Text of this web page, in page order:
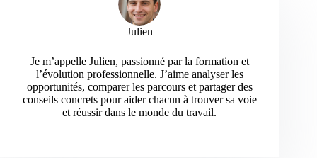
Julien
Je m’appelle Julien, passionné par la formation et
l’évolution professionnelle. J’aime analyser les
opportunités, comparer les parcours et partager des
conseils concrets pour aider chacun à trouver sa voie
et réussir dans le monde du travail.